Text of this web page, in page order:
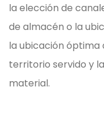
la elección de
de almacén o la
la ubicación óptima
territorio servido y
material.